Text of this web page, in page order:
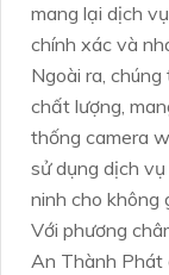
mang lại dịch
chính xác và
Ngoài ra,
chất lượng,
thống camera
sử dụng dịch
ninh cho không
Với phương
An Thành Phát